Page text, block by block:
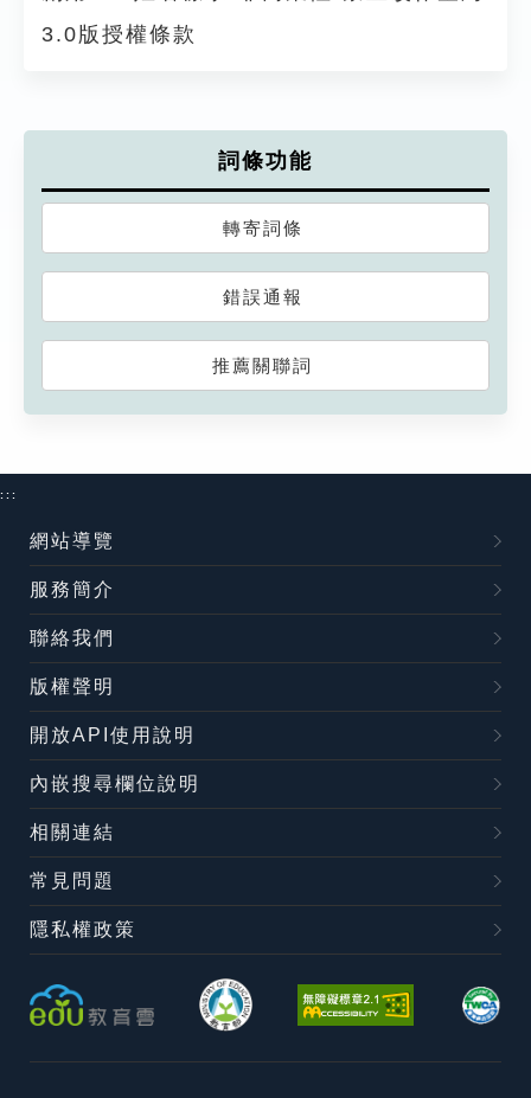
3.0版授權條款
詞條功能
轉寄詞條
錯誤通報
推薦關聯詞
:::
網站導覽
服務簡介
聯絡我們
版權聲明
開放API使用說明
內嵌搜尋欄位說明
相關連結
常見問題
隱私權政策